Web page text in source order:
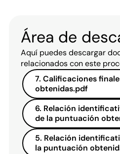
Área de
Aquí puedes descargar
relacionados con este
7. Calificaciones
obtenidas.pdf
6. Relación
de la puntuación
5. Relación
la puntuación